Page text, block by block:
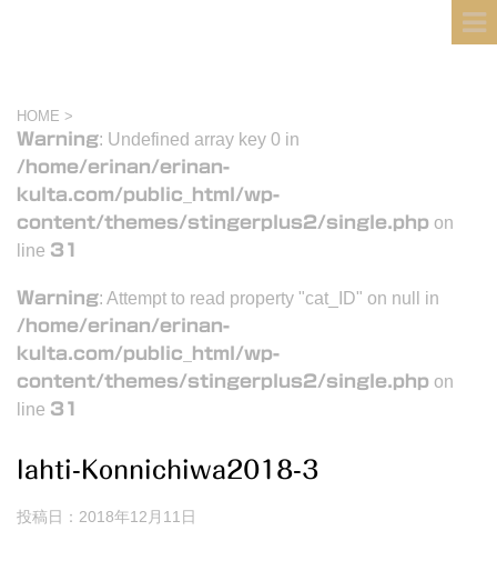
HOME >
Warning: Undefined array key 0 in
/home/erinan/erinan-
kulta.com/public_html/wp-
content/themes/stingerplus2/single.php on
line 31
Warning: Attempt to read property "cat_ID" on null in
/home/erinan/erinan-
kulta.com/public_html/wp-
content/themes/stingerplus2/single.php on
line 31
lahti-Konnichiwa2018-3
投稿日： 2018年12月11日